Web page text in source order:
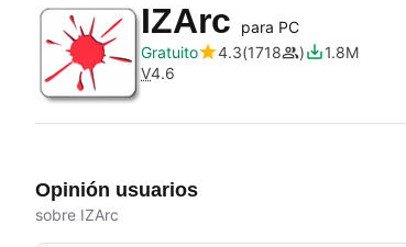
IZArc
para PC
Gratuito
4.3 1718
1.8M
V4.6
Opinión usuarios
sobre IZArc